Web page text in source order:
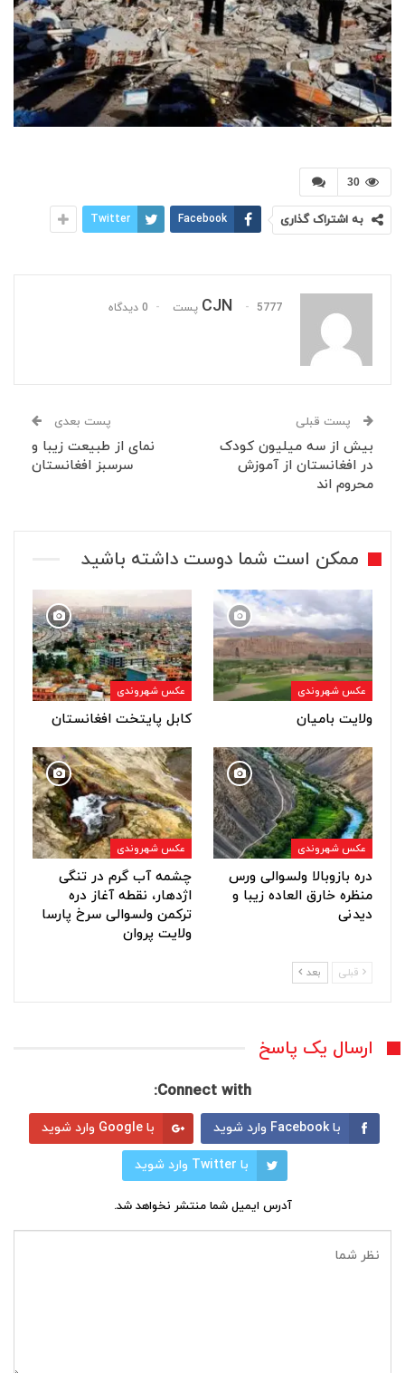
30
به اشتراک گذاری Facebook
Twitter
CJN 5777 پست 0 دیدگاه
پست قبلی
بیش از سه میلیون کودک
در افغانستان از آموزش
محروم اند
پست بعدی
نمای از طبیعت زیبا و
سرسبز افغانستان
ممکن است شما دوست داشته باشید
عکس شهروندی
ولایت بامیان
عکس شهروندی
کابل پایتخت افغانستان
عکس شهروندی
دره بازوبالا ولسوالی ورس
منظره خارق العاده زیبا و
دیدنی
عکس شهروندی
چشمه آب گرم در تنگی
اژدهار، نقطه آغاز دره
ترکمن ولسوالی سرخ پارسا
ولایت پروان
قبلی بعد
ارسال یک پاسخ
Connect with:
با Facebook وارد شوید با Google وارد شوید
با Twitter وارد شوید
آدرس ایمیل شما منتشر نخواهد شد.